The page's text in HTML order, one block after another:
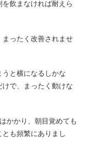
飲まなければ耐えら
ったく改善されませ
と横になるしかな
で、まったく動けな
かかり、朝目覚めても
も頻繁にありまし